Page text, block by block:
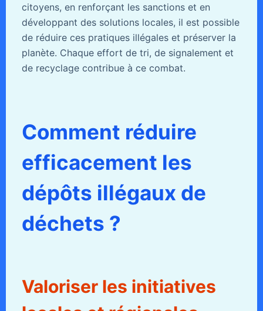
citoyens, en renforçant les sanctions et en
développant des solutions locales, il est possible
de réduire ces pratiques illégales et préserver la
planète. Chaque effort de tri, de signalement et
de recyclage contribue à ce combat.
Comment réduire
efficacement les
dépôts illégaux de
déchets ?
Valoriser les initiatives